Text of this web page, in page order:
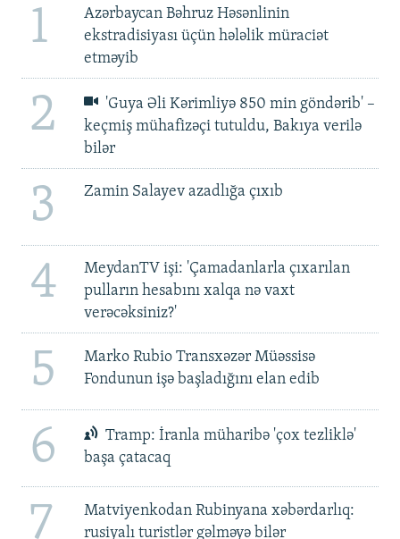
1
Azərbaycan Bəhruz Həsənlinin
ekstradisiyası üçün hələlik müraciət
etməyib
2
'Guya Əli Kərimliyə 850 min göndərib' –
keçmiş mühafizəçi tutuldu, Bakıya verilə
bilər
3 Zamin Salayev azadlığa çıxıb
4
MeydanTV işi: 'Çamadanlarla çıxarılan
pulların hesabını xalqa nə vaxt
verəcəksiniz?'
5
Marko Rubio Transxəzər Müəssisə
Fondunun işə başladığını elan edib
6
Tramp: İranla müharibə 'çox tezliklə'
başa çatacaq
7
Matviyenkodan Rubinyana xəbərdarlıq:
rusiyalı turistlər gəlməyə bilər